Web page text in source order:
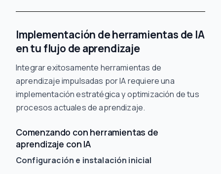
Implementación de herramientas de IA
en tu flujo de aprendizaje
Integrar exitosamente herramientas de
aprendizaje impulsadas por IA requiere una
implementación estratégica y optimización de tus
procesos actuales de aprendizaje.
Comenzando con herramientas de
aprendizaje con IA
Configuración e instalación inicial